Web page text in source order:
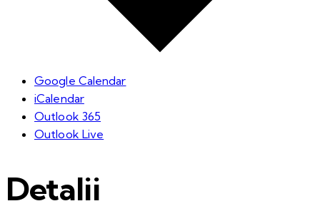
Google Calendar
iCalendar
Outlook 365
Outlook Live
Detalii